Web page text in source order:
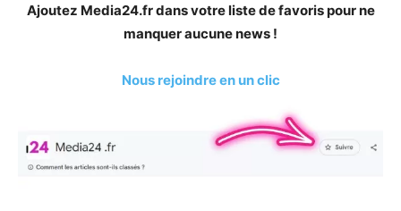
Ajoutez Media24.fr dans votre liste de favoris pour ne
manquer aucune news !
Nous rejoindre en un clic